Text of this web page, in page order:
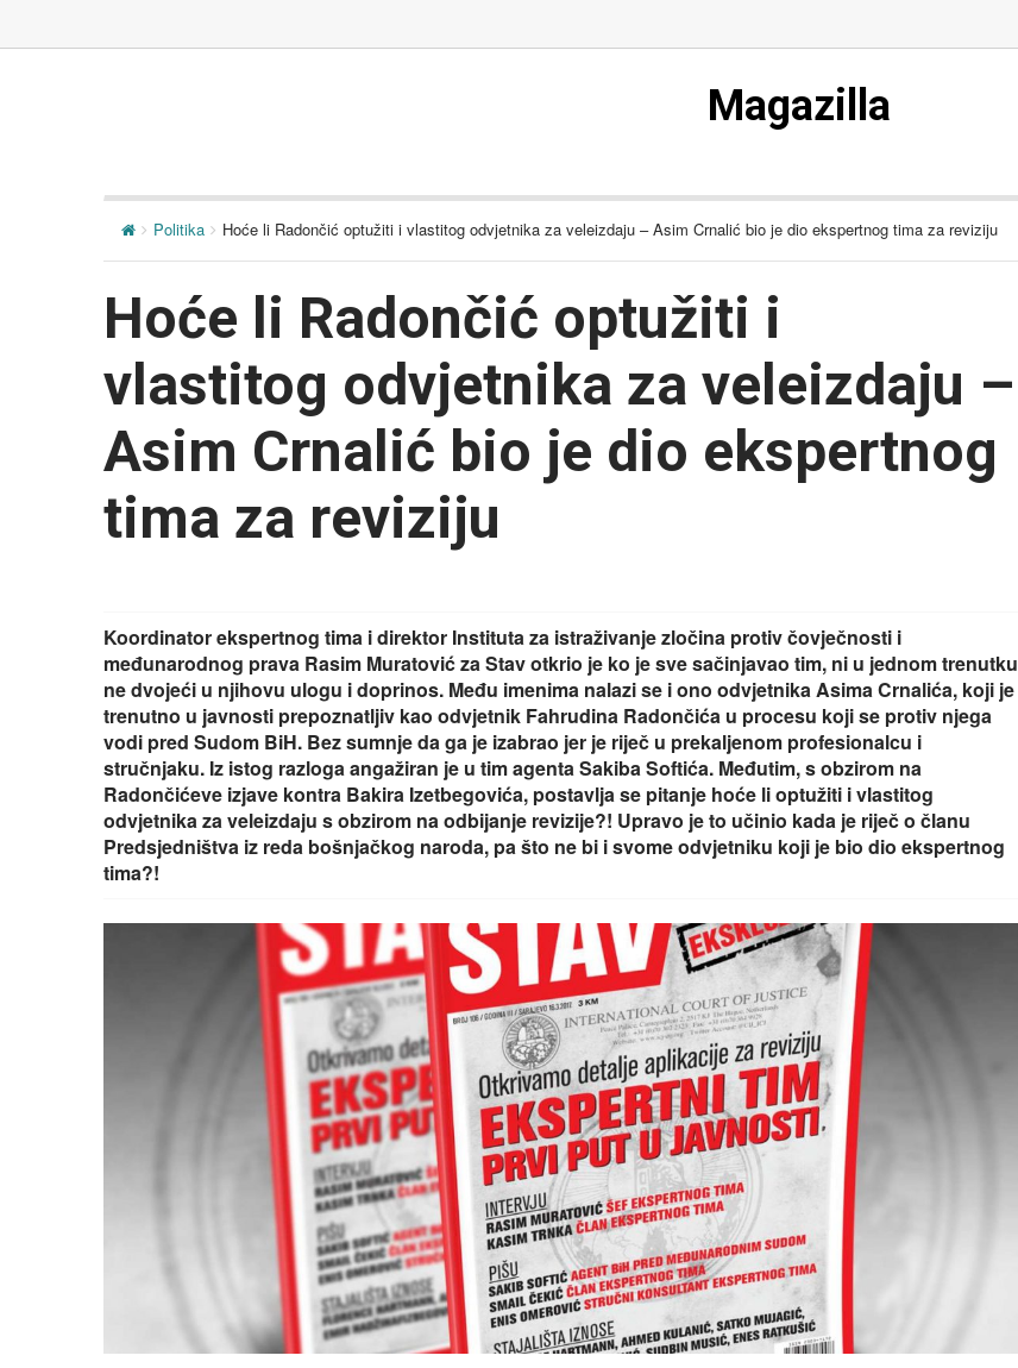
Magazilla
Politika Hoće li Radončić optužiti i vlastitog odvjetnika za veleizdaju – Asim Crnalić bio je dio ekspertnog tima za reviziju
Hoće li Radončić optužiti i
vlastitog odvjetnika za veleizdaju –
Asim Crnalić bio je dio ekspertnog
tima za reviziju
Koordinator ekspertnog tima i direktor Instituta za istraživanje zločina protiv čovječnosti i
međunarodnog prava Rasim Muratović za Stav otkrio je ko je sve sačinjavao tim, ni u jednom trenutku
ne dvojeći u njihovu ulogu i doprinos. Među imenima nalazi se i ono odvjetnika Asima Crnalića, koji je
trenutno u javnosti prepoznatljiv kao odvjetnik Fahrudina Radončića u procesu koji se protiv njega
vodi pred Sudom BiH. Bez sumnje da ga je izabrao jer je riječ u prekaljenom profesionalcu i
stručnjaku. Iz istog razloga angažiran je u tim agenta Sakiba Softića. Međutim, s obzirom na
Radončićeve izjave kontra Bakira Izetbegovića, postavlja se pitanje hoće li optužiti i vlastitog
odvjetnika za veleizdaju s obzirom na odbijanje revizije?! Upravo je to učinio kada je riječ o članu
Predsjedništva iz reda bošnjačkog naroda, pa što ne bi i svome odvjetniku koji je bio dio ekspertnog
tima?!